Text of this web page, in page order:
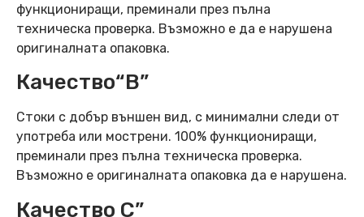
функциониращи, преминали през пълна
техническа проверка. Възможно е да е нарушена
оригиналната опаковка.
Качество“B”
Стоки с добър външен вид, с минимални следи от
употреба или мострени. 100% функциониращи,
преминали през пълна техническа проверка.
Възможно е оригиналната опаковка да е нарушена.
Качество C”